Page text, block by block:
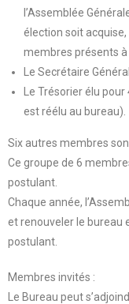
l’Assemblée
élection soit
membres présents à
Le Secrétaire
Le Trésorier élu
est réélu au bureau).
Six autres membres
Ce groupe de 6
postulant.
Chaque année,
et renouveler le bureau
postulant.
Membres invités :
Le Bureau peut